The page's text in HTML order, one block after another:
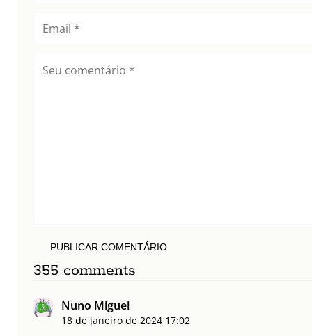
PUBLICAR COMENTÁRIO
355 comments
Nuno Miguel
18 de janeiro de 2024 17:02